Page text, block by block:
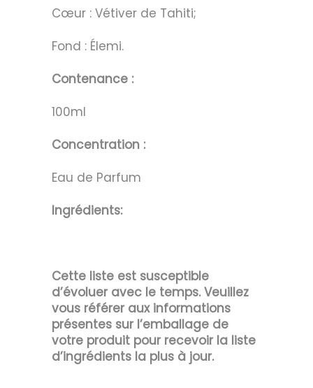
Cœur : Vétiver de Tahiti;
Fond : Élemi.
Contenance :
100ml
Concentration :
Eau de Parfum
Ingrédients:
Cette liste est susceptible
d’évoluer avec le temps. Veuillez
vous référer aux informations
présentes sur l’emballage de
votre produit pour recevoir la liste
d’ingrédients la plus à jour.